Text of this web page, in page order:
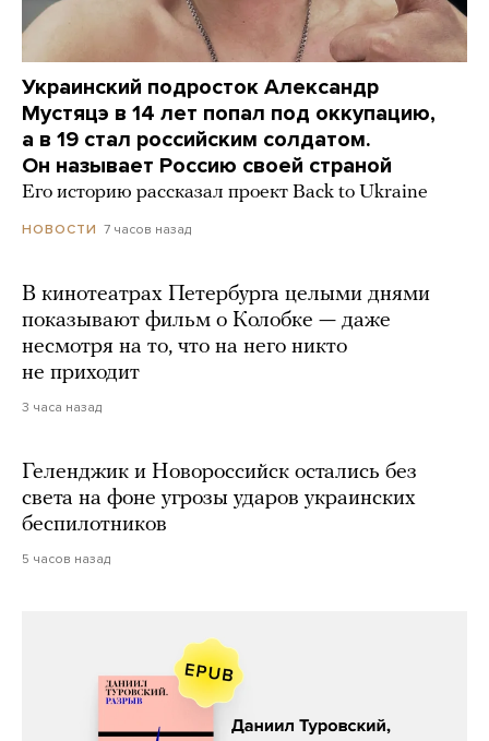
Украинский подросток Александр
Мустяцэ в 14 лет попал под оккупацию,
а в 19 стал российским солдатом.
Он называет Россию своей страной
Его историю рассказал проект Back to Ukraine
НОВОСТИ 7 часов назад
В кинотеатрах Петербурга целыми днями
показывают фильм о Колобке — даже
несмотря на то, что на него никто
не приходит
3 часа назад
Геленджик и Новороссийск остались без
света на фоне угрозы ударов украинских
беспилотников
5 часов назад